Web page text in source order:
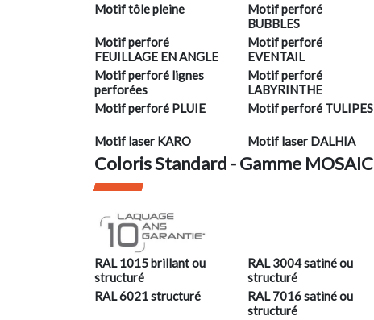
Motif tôle pleine
Motif perforé
BUBBLES
Motif perforé
FEUILLAGE EN ANGLE
Motif perforé
EVENTAIL
Motif perforé lignes
perforées
Motif perforé
LABYRINTHE
Motif perforé PLUIE Motif perforé TULIPES
Motif laser KARO Motif laser DALHIA
Coloris Standard - Gamme MOSAIC
RAL 1015 brillant ou
structuré
RAL 3004 satiné ou
structuré
RAL 6021 structuré
RAL 7016 satiné ou
structuré